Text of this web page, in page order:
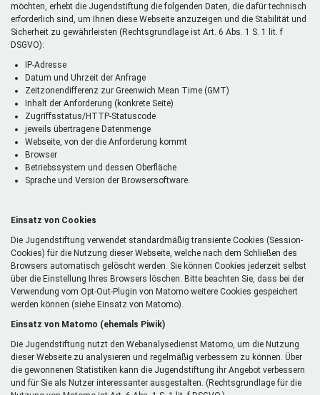
möchten, erhebt die Jugendstiftung die folgenden Daten, die dafür technisch
erforderlich sind, um Ihnen diese Webseite anzuzeigen und die Stabilität und
Sicherheit zu gewährleisten (Rechtsgrundlage ist Art. 6 Abs. 1 S. 1 lit. f
DSGVO):
IP-Adresse
Datum und Uhrzeit der Anfrage
Zeitzonendifferenz zur Greenwich Mean Time (GMT)
Inhalt der Anforderung (konkrete Seite)
Zugriffsstatus/HTTP-Statuscode
jeweils übertragene Datenmenge
Webseite, von der die Anforderung kommt
Browser
Betriebssystem und dessen Oberfläche
Sprache und Version der Browsersoftware.
Einsatz von Cookies
Die Jugendstiftung verwendet standardmäßig transiente Cookies (Session-
Cookies) für die Nutzung dieser Webseite, welche nach dem Schließen des
Browsers automatisch gelöscht werden. Sie können Cookies jederzeit selbst
über die Einstellung Ihres Browsers löschen. Bitte beachten Sie, dass bei der
Verwendung vom Opt-Out-Plugin von Matomo weitere Cookies gespeichert
werden können (siehe Einsatz von Matomo).
Einsatz von Matomo (ehemals Piwik)
Die Jugendstiftung nutzt den Webanalysedienst Matomo, um die Nutzung
dieser Webseite zu analysieren und regelmäßig verbessern zu können. Über
die gewonnenen Statistiken kann die Jugendstiftung ihr Angebot verbessern
und für Sie als Nutzer interessanter ausgestalten. (Rechtsgrundlage für die